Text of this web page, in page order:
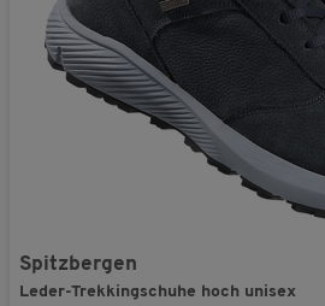
Spitzbergen
Leder-Trekkingschuhe hoch unisex